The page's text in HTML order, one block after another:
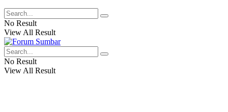
No Result
View All Result
No Result
View All Result